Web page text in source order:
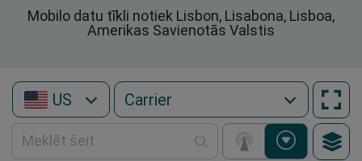
Mobilo datu tīkli notiek Lisbon, Lisabona, Lisboa,
Amerikas Savienotās Valstis
US